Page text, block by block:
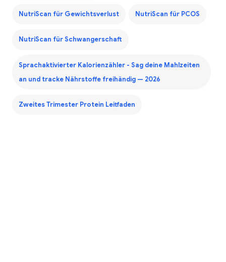
NutriScan für Gewichtsverlust NutriScan für PCOS
NutriScan für Schwangerschaft
Sprachaktivierter Kalorienzähler - Sag deine Mahlzeiten
an und tracke Nährstoffe freihändig — 2026
Zweites Trimester Protein Leitfaden